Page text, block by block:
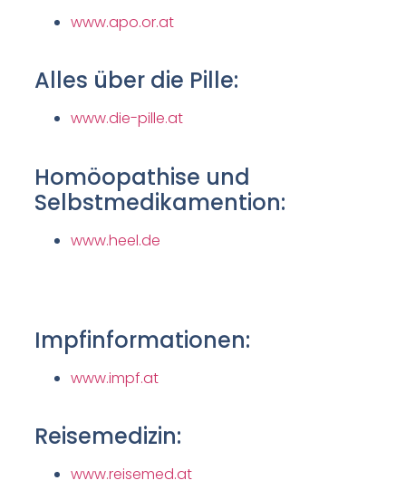
www.apo.or.at
Alles über die Pille:
www.die-pille.at
Homöopathise und
Selbstmedikamention:
www.heel.de
Impfinformationen:
www.impf.at
Reisemedizin:
www.reisemed.at